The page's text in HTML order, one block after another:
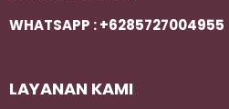
WHATSAPP : +6285727004955
LAYANAN KAMI